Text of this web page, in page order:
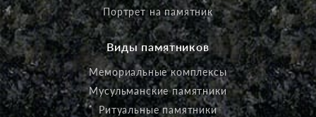
Портрет на памятник
Виды памятников
Мемориальные комплексы
Мусульманские памятники
Ритуальные памятники